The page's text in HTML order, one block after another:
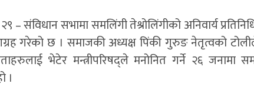
– संविधान सभामा समलिंगी तेश्रोलिंगीको अनिवार्य
गरेको छ । समाजकी अध्यक्ष पिंकी गुरुङ नेतृत्वको
भेटेर मन्त्रीपरिषद्ले मनोनित गर्ने २६ जनामा
।